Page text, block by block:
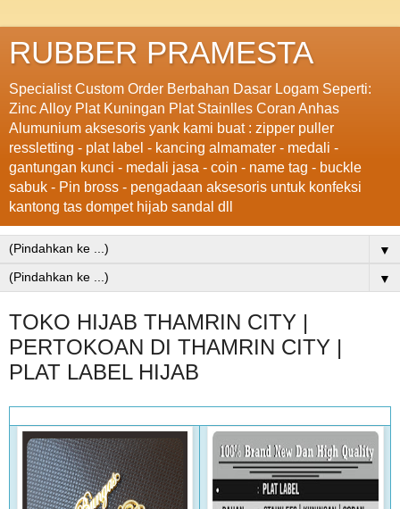
RUBBER PRAMESTA
Specialist Custom Order Berbahan Dasar Logam Seperti:
Zinc Alloy Plat Kuningan Plat Stainlles Coran Anhas
Alumunium aksesoris yank kami buat : zipper puller
ressletting - plat label - kancing almamater - medali -
gantungan kunci - medali jasa - coin - name tag - buckle
sabuk - Pin bross - pengadaan aksesoris untuk konfeksi
kantong tas dompet hijab sandal dll
▼
▼
TOKO HIJAB THAMRIN CITY |
PERTOKOAN DI THAMRIN CITY |
PLAT LABEL HIJAB